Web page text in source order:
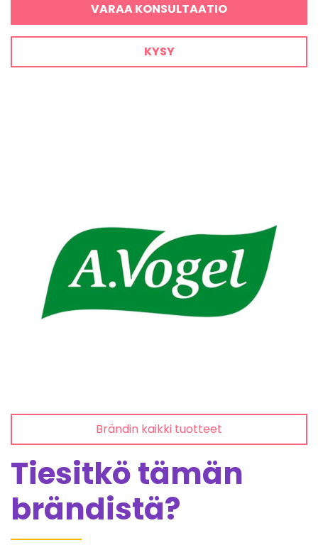
VARAA KONSULTAATIO
KYSY
Brändin kaikki tuotteet
Tiesitkö tämän
brändistä?